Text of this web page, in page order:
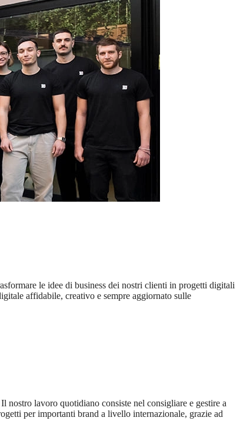
le idee di business dei nostri clienti in progetti digitali
affidabile, creativo e sempre aggiornato sulle
lavoro quotidiano consiste nel consigliare e gestire a
per importanti brand a livello internazionale, grazie ad